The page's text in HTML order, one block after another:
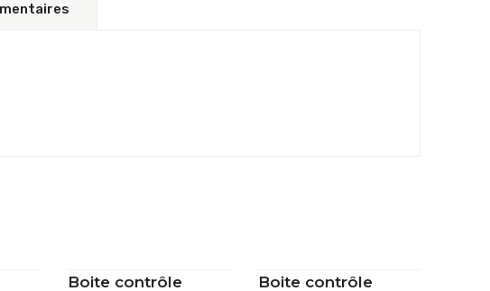
Boite contrôle
Boite contrôle